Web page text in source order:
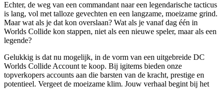
Echter, de weg van een commandant naar een legendarische tacticus
is lang, vol met talloze gevechten en een langzame, moeizame grind.
Maar wat als je dat kon overslaan? Wat als je vanaf dag één in
Worlds Collide kon stappen, niet als een nieuwe speler, maar als een
legende?
Gelukkig is dat nu mogelijk, in de vorm van een uitgebreide DC
Worlds Collide Account te koop. Bij igitems bieden onze
topverkopers accounts aan die barsten van de kracht, prestige en
potentieel. Vergeet de moeizame klim. Jouw verhaal begint bij het